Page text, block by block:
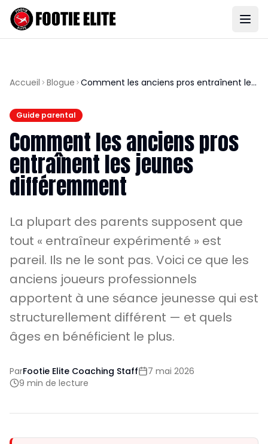
Accueil Blogue Comment les anciens pros entraînent les
Guide parental
Comment les anciens pros
entraînent les jeunes
différemment
La plupart des parents supposent que
tout « entraîneur expérimenté » est
pareil. Ils ne le sont pas. Voici ce que les
anciens joueurs professionnels
apportent à une séance jeunesse qui est
structurellement différent — et quels
âges en bénéficient le plus.
ParFootie Elite Coaching Staff
7 mai 2026
9 min de lecture